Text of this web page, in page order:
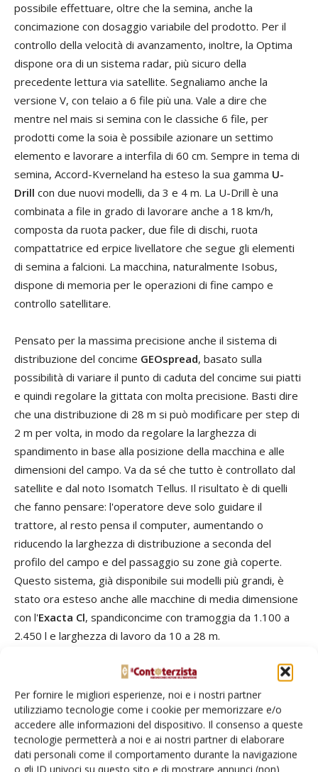
Per fornire le migliori esperienze, noi e i nostri partner
utilizziamo tecnologie come i cookie per memorizzare e/o
accedere alle informazioni del dispositivo. Il consenso a queste
tecnologie permetterà a noi e ai nostri partner di elaborare
dati personali come il comportamento durante la navigazione
o gli ID univoci su questo sito e di mostrare annunci (non)
possibile effettuare, oltre che la semina, anche la
concimazione con dosaggio variabile del prodotto. Per il
controllo della velocità di avanzamento, inoltre, la Optima
dispone ora di un sistema radar, più sicuro della
precedente lettura via satellite. Segnaliamo anche la
versione V, con telaio a 6 file più una. Vale a dire che
mentre nel mais si semina con le classiche 6 file, per
prodotti come la soia è possibile azionare un settimo
elemento e lavorare a interfila di 60 cm. Sempre in tema di
semina, Accord-Kverneland ha esteso la sua gamma U-
Drill con due nuovi modelli, da 3 e 4 m. La U-Drill è una
combinata a file in grado di lavorare anche a 18 km/h,
composta da ruota packer, due file di dischi, ruota
compattatrice ed erpice livellatore che segue gli elementi
di semina a falcioni. La macchina, naturalmente Isobus,
dispone di memoria per le operazioni di fine campo e
controllo satellitare.
Pensato per la massima precisione anche il sistema di
distribuzione del concime GEOspread, basato sulla
possibilità di variare il punto di caduta del concime sui piatti
e quindi regolare la gittata con molta precisione. Basti dire
che una distribuzione di 28 m si può modificare per step di
2 m per volta, in modo da regolare la larghezza di
spandimento in base alla posizione della macchina e alle
dimensioni del campo. Va da sé che tutto è controllato dal
satellite e dal noto Isomatch Tellus. Il risultato è di quelli
che fanno pensare: l'operatore deve solo guidare il
trattore, al resto pensa il computer, aumentando o
riducendo la larghezza di distribuzione a seconda del
profilo del campo e del passaggio su zone già coperte.
Questo sistema, già disponibile sui modelli più grandi, è
stato ora esteso anche alle macchine di media dimensione
con l'Exacta Cl, spandiconcime con tramoggia da 1.100 a
2.450 l e larghezza di lavoro da 10 a 28 m.
Infine, l'attrezzo per lavorazione a strisce (strip tillage)
Kultistripdiventa ora disponibile anche con telaio
pieghevole. Alle versioni fisse da 3, 4, 5 e 6 m si affiancano
infatti i modelli 4500 e 6000F, con larghezza di 4,5 e 6 m,
richiudibili in tre sezioni a bloccaggio idraulico. In tema di
lavorazione del terreno, il costruttore norvegese segnala